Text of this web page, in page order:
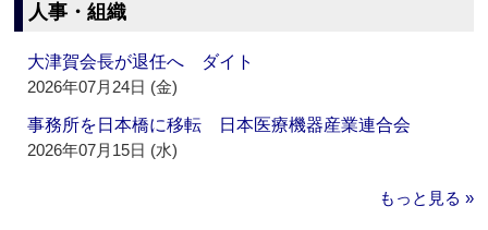
人事・組織
大津賀会長が退任へ ダイト
2026年07月24日 (金)
事務所を日本橋に移転 日本医療機器産業連合会
2026年07月15日 (水)
もっと見る »